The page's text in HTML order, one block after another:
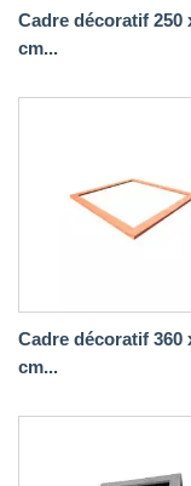
Cadre décoratif 250
cm...
Cadre décoratif 360
cm...